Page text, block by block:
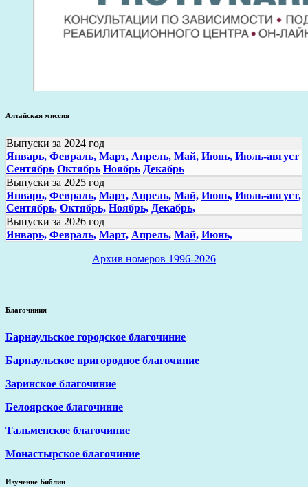
Алтайская миссия
Выпуски за 2024 год
Январь, Февраль, Март, Апрель, Май, Июнь, Июль-август
Сентябрь Октябрь Ноябрь Декабрь
Выпуски за 2025 год
Январь, Февраль, Март, Апрель, Май, Июнь, Июль-август,
Сентябрь, Октябрь, Ноябрь, Декабрь,
Выпуски за 2026 год
Январь, Февраль, Март, Апрель, Май, Июнь,
Архив номеров 1996-2026
Благочиния
Барнаульское городское благочиние
Барнаульское пригородное благочиние
Заринское благочиние
Белоярское благочиние
Тальменское благочиние
Монастырское благочиние
Изучение Библии